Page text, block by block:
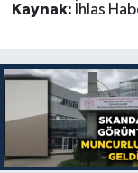
Kaynak: İhlas